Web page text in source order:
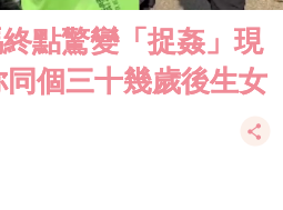
點驚變「捉姦」現
個三十幾歲後生女